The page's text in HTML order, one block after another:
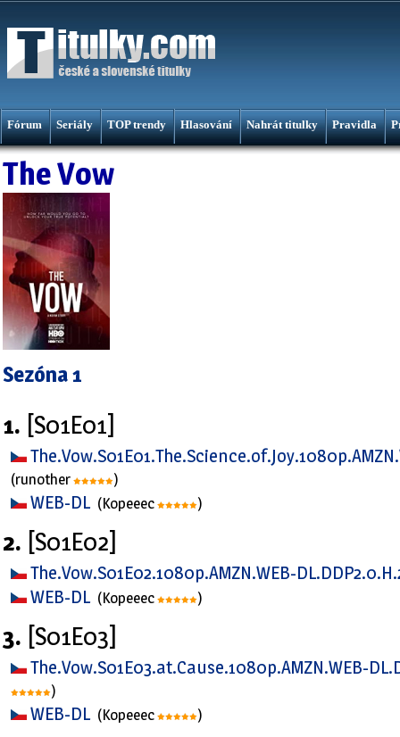
Fórum Seriály TOP trendy Hlasování Nahrát titulky Pravidla
The Vow
Sezóna 1
1. [S01E01]
(runother )
WEB-DL (Kopeeec )
2. [S01E02]
The.Vow.S01E02.1080p.AMZN.WEB-
WEB-DL (Kopeeec )
3. [S01E03]
The.Vow.S01E03.at.Cause.1080p.AMZN.WEB-
)
WEB-DL (Kopeeec )